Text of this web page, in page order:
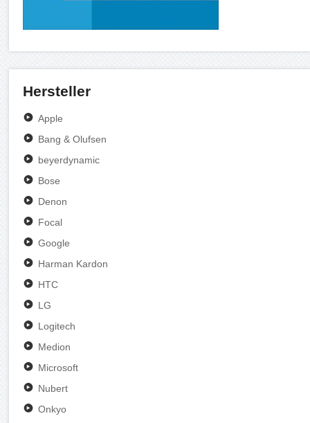
Hersteller
Apple
Bang & Olufsen
beyerdynamic
Bose
Denon
Focal
Google
Harman Kardon
HTC
LG
Logitech
Medion
Microsoft
Nubert
Onkyo